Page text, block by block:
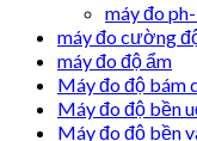
máy đo
máy đo cường
máy đo độ ẩm
Máy đo độ bám
Máy đo độ bền
Máy đo độ bền